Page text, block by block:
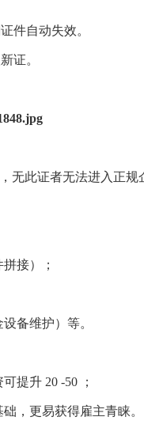
件自动失效。
证。
无此证者无法进入正规
接）；
备维护）等。
提升 20 -50 ；
，更易获得雇主青睐。